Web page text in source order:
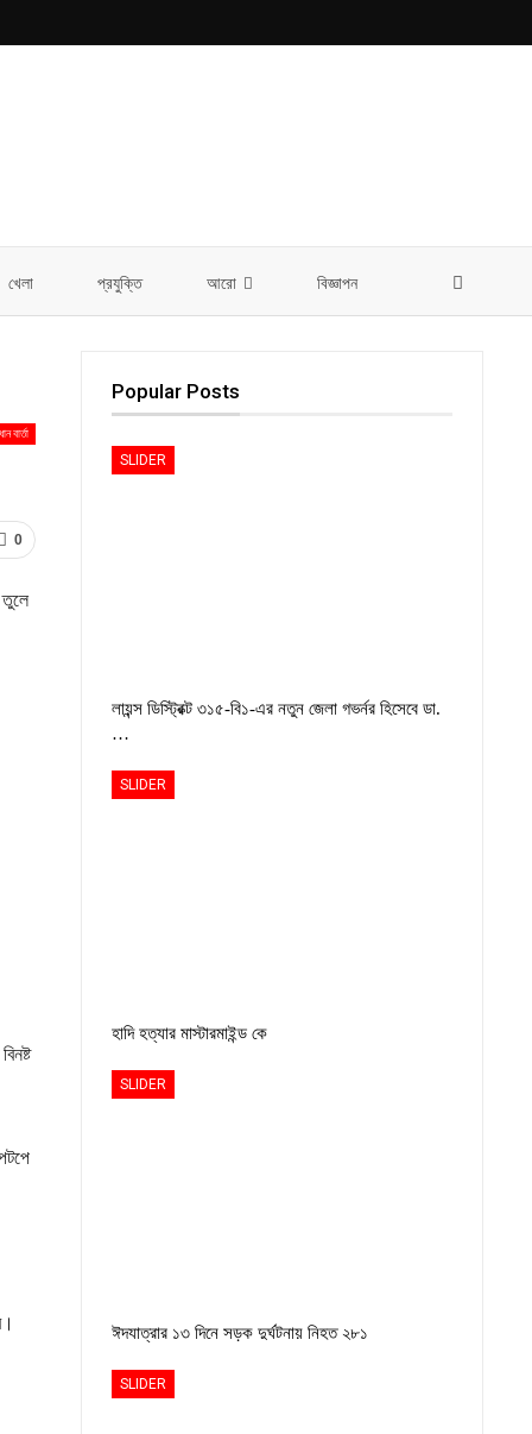
খেলা প্রযুক্তি আরো বিজ্ঞাপন
বার্তা
0
তুলে
Popular Posts
SLIDER
লায়ন্স ডিস্ট্রিক্ট ৩১৫-বি১-এর নতুন জেলা গভর্নর হিসেবে ডা.
…
SLIDER
হাদি হত্যার মাস্টারমাইন্ড কে
SLIDER
ঈদযাত্রার ১৩ দিনে সড়ক দুর্ঘটনায় নিহত ২৮১
SLIDER